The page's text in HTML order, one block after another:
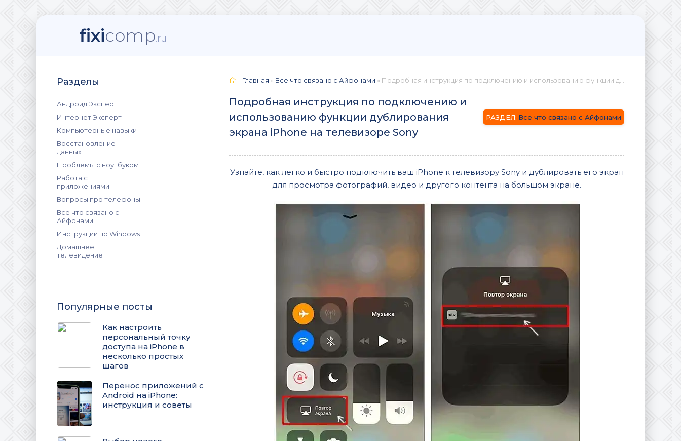
fixicomp.ru
Разделы
Андроид Эксперт
Интернет Эксперт
Компьютерные навыки
Восстановление
данных
Проблемы с ноутбуком
Работа с
приложениями
Вопросы про телефоны
Все что связано с
Айфонами
Инструкции по Windows
Домашнее
телевидение
Популярные посты
Как настроить
персональный точку
доступа на iPhone в
несколько простых
шагов
Перенос приложений с
Android на iPhone:
инструкция и советы
Главная » Все что связано с Айфонами » Подробная инструкция по подключению и использованию функции дублирования экрана iPhone на телевизоре Sony
Подробная инструкция по подключению и
использованию функции дублирования
экрана iPhone на телевизоре Sony
Все что связано с Айфонами
Узнайте, как легко и быстро подключить ваш iPhone к телевизору Sony и дублировать его экран
для просмотра фотографий, видео и другого контента на большом экране.